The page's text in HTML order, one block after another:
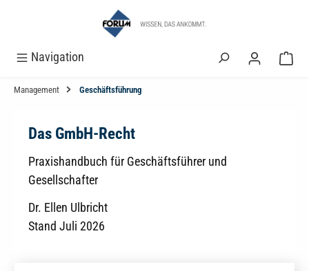
Navigation
Management Geschäftsführung
Das GmbH-Recht
Praxishandbuch für Geschäftsführer und
Gesellschafter
Dr. Ellen Ulbricht
Stand Juli 2026